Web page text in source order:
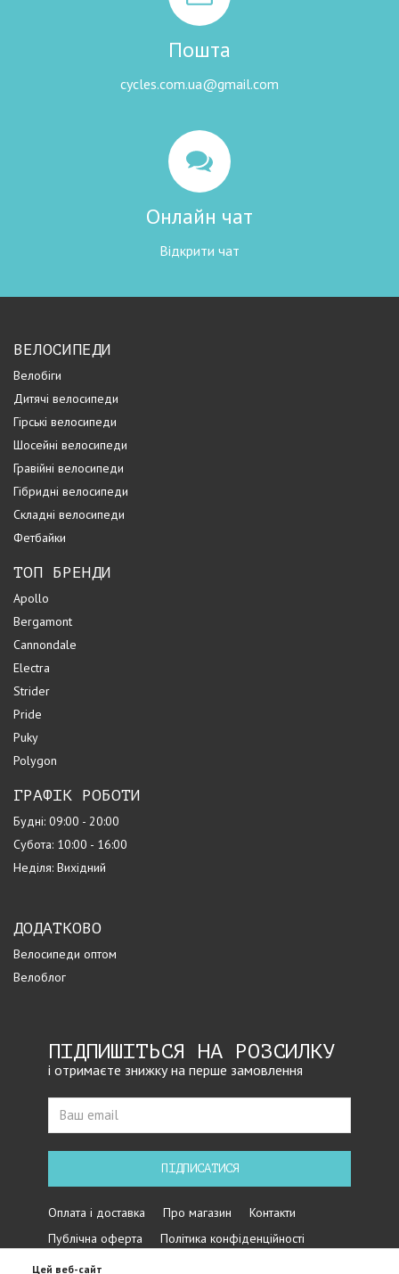
Пошта
cycles.com.ua@gmail.com
Онлайн чат
Відкрити чат
ВЕЛОСИПЕДИ
Велобіги
Дитячі велосипеди
Гірські велосипеди
Шосейні велосипеди
Гравійні велосипеди
Гібридні велосипеди
Складні велосипеди
Фетбайки
ТОП БРЕНДИ
Apollo
Bergamont
Cannondale
Electra
Strider
Pride
Puky
Polygon
ГРАФІК РОБОТИ
Будні: 09:00 - 20:00
Субота: 10:00 - 16:00
Неділя: Вихідний
ДОДАТКОВО
Велосипеди оптом
Велоблог
ПІДПИШІТЬСЯ НА РОЗСИЛКУ
і отримаєте знижку на перше замовлення
ПІДПИСАТИСЯ
Оплата і доставка Про магазин
Контакти
Публічна оферта
Політика конфіденційності
Цей веб-сайт